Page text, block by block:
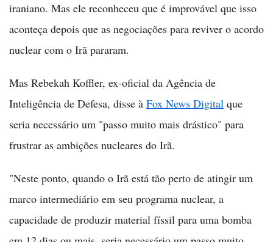
iraniano. Mas ele reconheceu que é improvável que isso
aconteça depois que as negociações para reviver o acordo
nuclear com o Irã pararam.
Mas Rebekah Koffler, ex-oficial da Agência de
Inteligência de Defesa, disse à Fox News Digital que
seria necessário um "passo muito mais drástico" para
frustrar as ambições nucleares do Irã.
"Neste ponto, quando o Irã está tão perto de atingir um
marco intermediário em seu programa nuclear, a
capacidade de produzir material físsil para uma bomba